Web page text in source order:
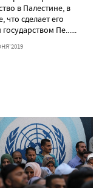
в Палестине, в
что сделает его
Пе......